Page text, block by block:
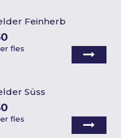
Feinherb
fles
Süss
fles